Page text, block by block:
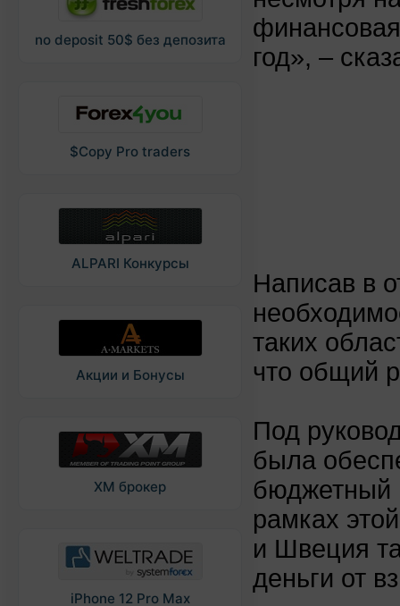
no deposit 50$ без депозита
$Copy Pro traders
ALPARI Конкурсы
Акции и Бонусы
XM брокер
iPhone 12 Pro Max
год», –
Написав в
таких
что общий
Под
была
бюджетный
рамках
и Швеция
деньги от